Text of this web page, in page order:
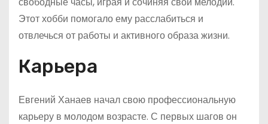
Этот хобби помогало ему расслабиться и
отвлечься от работы и активного образа жизни.
Карьера
Евгений Ханаев начал свою профессиональную
карьеру в молодом возрасте. С первых шагов он